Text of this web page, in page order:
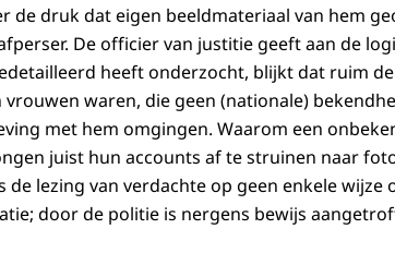
de druk dat eigen beeldmateriaal van hem
De officier van justitie geeft aan de
heeft onderzocht, blijkt dat ruim
waren, die geen (nationale)
met hem omgingen. Waarom een
juist hun accounts af te struinen naar
de lezing van verdachte op geen enkele wijze
door de politie is nergens bewijs